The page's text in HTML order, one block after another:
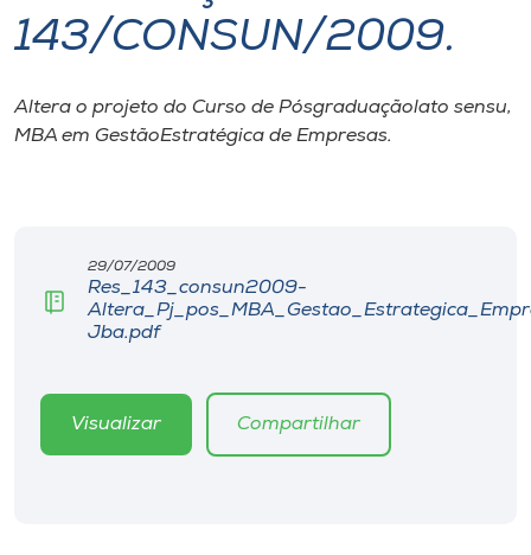
I.nova
Diplomados
Biblioteca
Editora
143/CONSUN/2009.
Altera o projeto do Curso de Pósgraduaçãolato sensu,
MBA em GestãoEstratégica de Empresas.
29/07/2009
Res_143_consun2009-
Jba.pdf
Visualizar Compartilhar